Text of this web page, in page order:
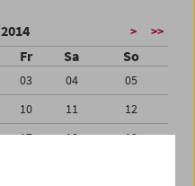
> >>
Fr Sa So
03 04
05
10 11
12
17 18
19